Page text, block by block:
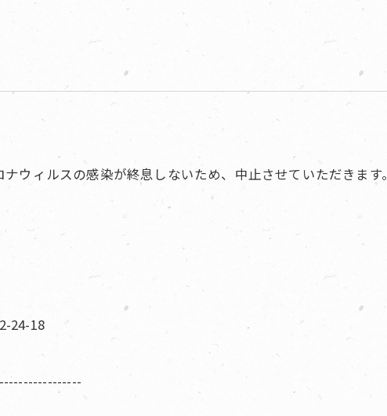
ウィルスの感染が終息しないため、中止させていただきます。
24-18